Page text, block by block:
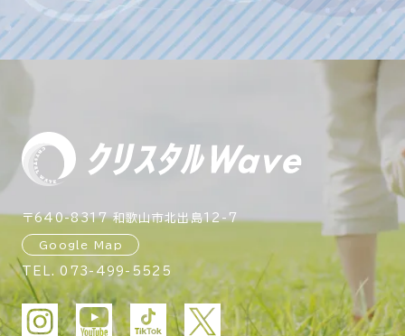
〒640-8317 和歌山市北出島12-7
Google Map
TEL.073-499-5525